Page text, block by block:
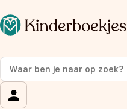
Op de hoogte blijven van
Meld je aan voor onze
korting
Wat is je voornaam?